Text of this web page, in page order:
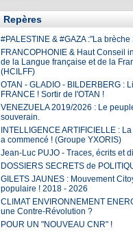
Repères
#PALESTINE & #GAZA :"La
FRANCOPHONIE & Haut Conseil
de la Langue française et de la
(HCILFF)
OTAN - GLADIO - BILDERBERG :
FRANCE ! Sortir de l'OTAN !
VENEZUELA 2019/2026 : Le
souverain.
INTELLIGENCE ARTIFICIELLE :
a commencé ! (Groupe YXORIS)
Jean-Luc PUJO - Traces, écrits et
DOSSIERS SECRETS de
GILETS JAUNES : Mouvement
populaire ! 2018 - 2026
CLIMAT ENVIRONNEMENT
une Contre-Révolution ?
POUR UN "NOUVEAU CNR" !